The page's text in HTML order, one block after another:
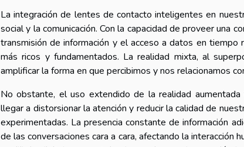
La integración de lentes de contacto inteligentes en
social y la comunicación. Con la capacidad de proveer una
transmisión de información y el acceso a datos en
más ricos y fundamentados. La realidad mixta, al
amplificar la forma en que percibimos y nos relacionamos
No obstante, el uso extendido de la realidad
llegar a distorsionar la atención y reducir la calidad de
experimentadas. La presencia constante de información
de las conversaciones cara a cara, afectando la interacción